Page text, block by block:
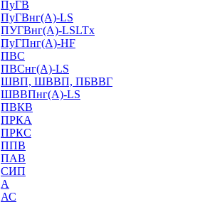
ПуГВ
ПуГВнг(А)-LS
ПУГВнг(А)-LSLTx
ПуГПнг(А)-HF
ПВС
ПВСнг(А)-LS
ШВП, ШВВП, ПБВВГ
ШВВПнг(А)-LS
ПВКВ
ПРКА
ПРКС
ППВ
ПАВ
СИП
А
АС